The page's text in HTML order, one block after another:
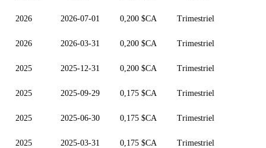
2026 2026-07-01 0,200 $CA Trimestriel
2026 2026-03-31 0,200 $CA Trimestriel
2025 2025-12-31 0,200 $CA Trimestriel
2025 2025-09-29 0,175 $CA Trimestriel
2025 2025-06-30 0,175 $CA Trimestriel
2025 2025-03-31 0,175 $CA Trimestriel